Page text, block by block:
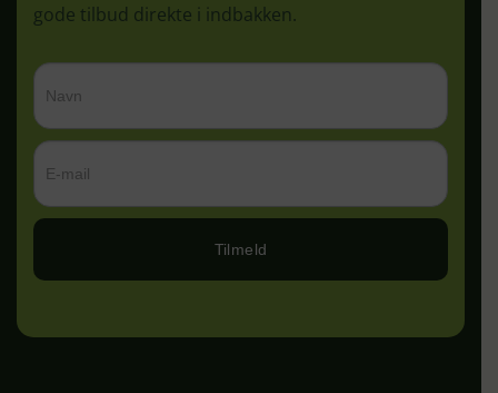
gode tilbud direkte i indbakken.
Tilmeld